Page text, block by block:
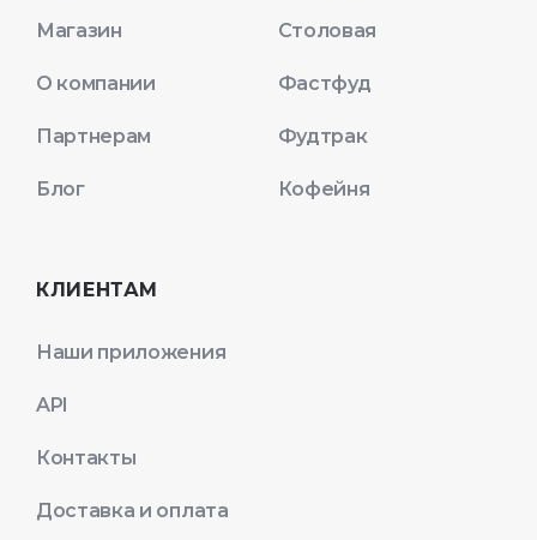
Магазин
О компании
Партнерам
Блог
Столовая
Фастфуд
Фудтрак
Кофейня
КЛИЕНТАМ
Наши приложения
API
Контакты
Доставка и оплата